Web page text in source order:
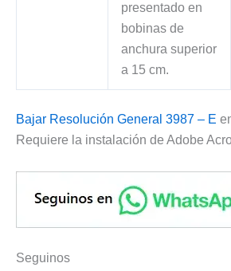
presentado en
bobinas de
anchura superior
a 15 cm.
Bajar Resolución General 3987 – E
Requiere la instalación de Adobe
Seguinos